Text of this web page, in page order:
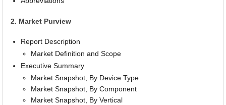
2. Market Purview
Report Description
Market Definition and Scope
Executive Summary
Market Snapshot, By Device Type
Market Snapshot, By Component
Market Snapshot, By Vertical